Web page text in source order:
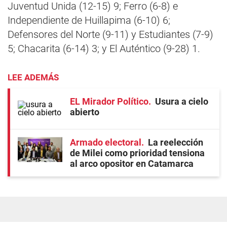
Juventud Unida (12-15) 9; Ferro (6-8) e
Independiente de Huillapima (6-10) 6;
Defensores del Norte (9-11) y Estudiantes (7-9)
5; Chacarita (6-14) 3; y El Auténtico (9-28) 1.
LEE ADEMÁS
EL Mirador Político
Usura a cielo
abierto
Armado electoral
La reelección
de Milei como prioridad tensiona
al arco opositor en Catamarca